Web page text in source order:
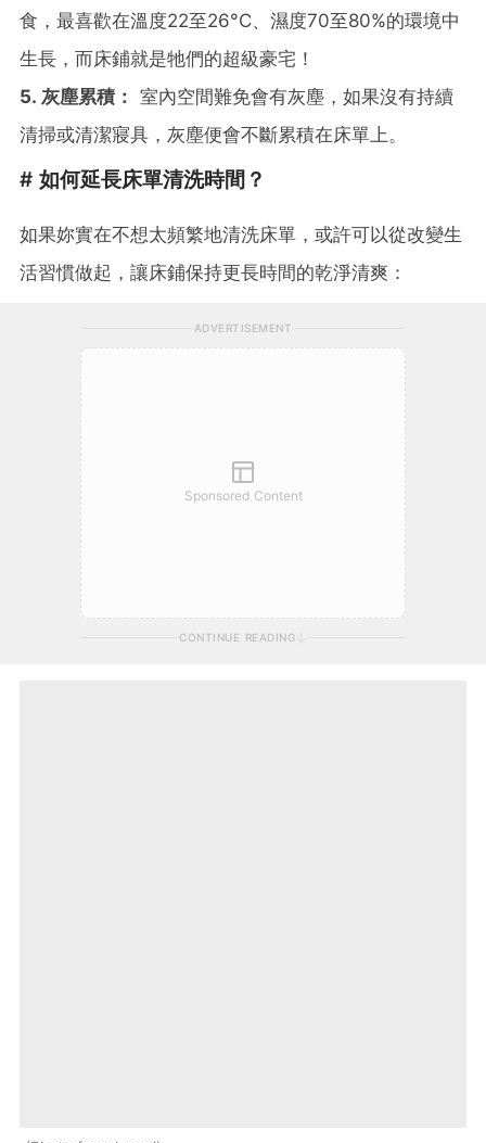
食，最喜歡在溫度22至26°C、濕度70至80%的環境中
生長，而床鋪就是牠們的超級豪宅！
5. 灰塵累積： 室內空間難免會有灰塵，如果沒有持續
清掃或清潔寢具，灰塵便會不斷累積在床單上。
# 如何延長床單清洗時間？
如果妳實在不想太頻繁地清洗床單，或許可以從改變生
活習慣做起，讓床鋪保持更長時間的乾淨清爽：
ADVERTISEMENT
Sponsored Content
CONTINUE READING